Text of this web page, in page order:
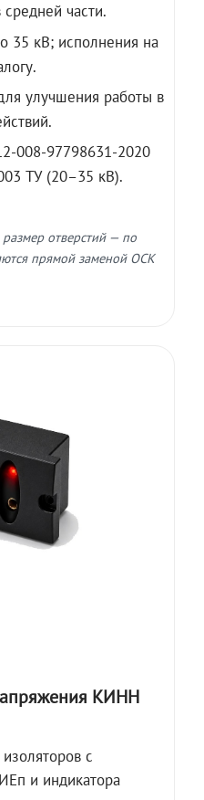
части.
35 кВ; исполнения на
улучшения работы в
008-97798631-2020
ТУ (20–35 кВ).
размер отверстий — по
прямой заменой ОСК
КИНН
с
и индикатора